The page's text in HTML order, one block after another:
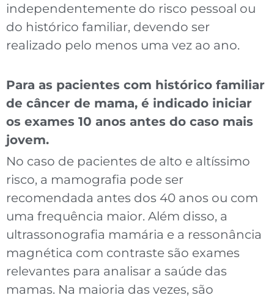
independentemente do risco pessoal ou
do histórico familiar, devendo ser
realizado pelo menos uma vez ao ano.
Para as pacientes com histórico familiar
de câncer de mama, é indicado iniciar
os exames 10 anos antes do caso mais
jovem.
No caso de pacientes de alto e altíssimo
risco, a mamografia pode ser
recomendada antes dos 40 anos ou com
uma frequência maior. Além disso, a
ultrassonografia mamária e a ressonância
magnética com contraste são exames
relevantes para analisar a saúde das
mamas. Na maioria das vezes, são